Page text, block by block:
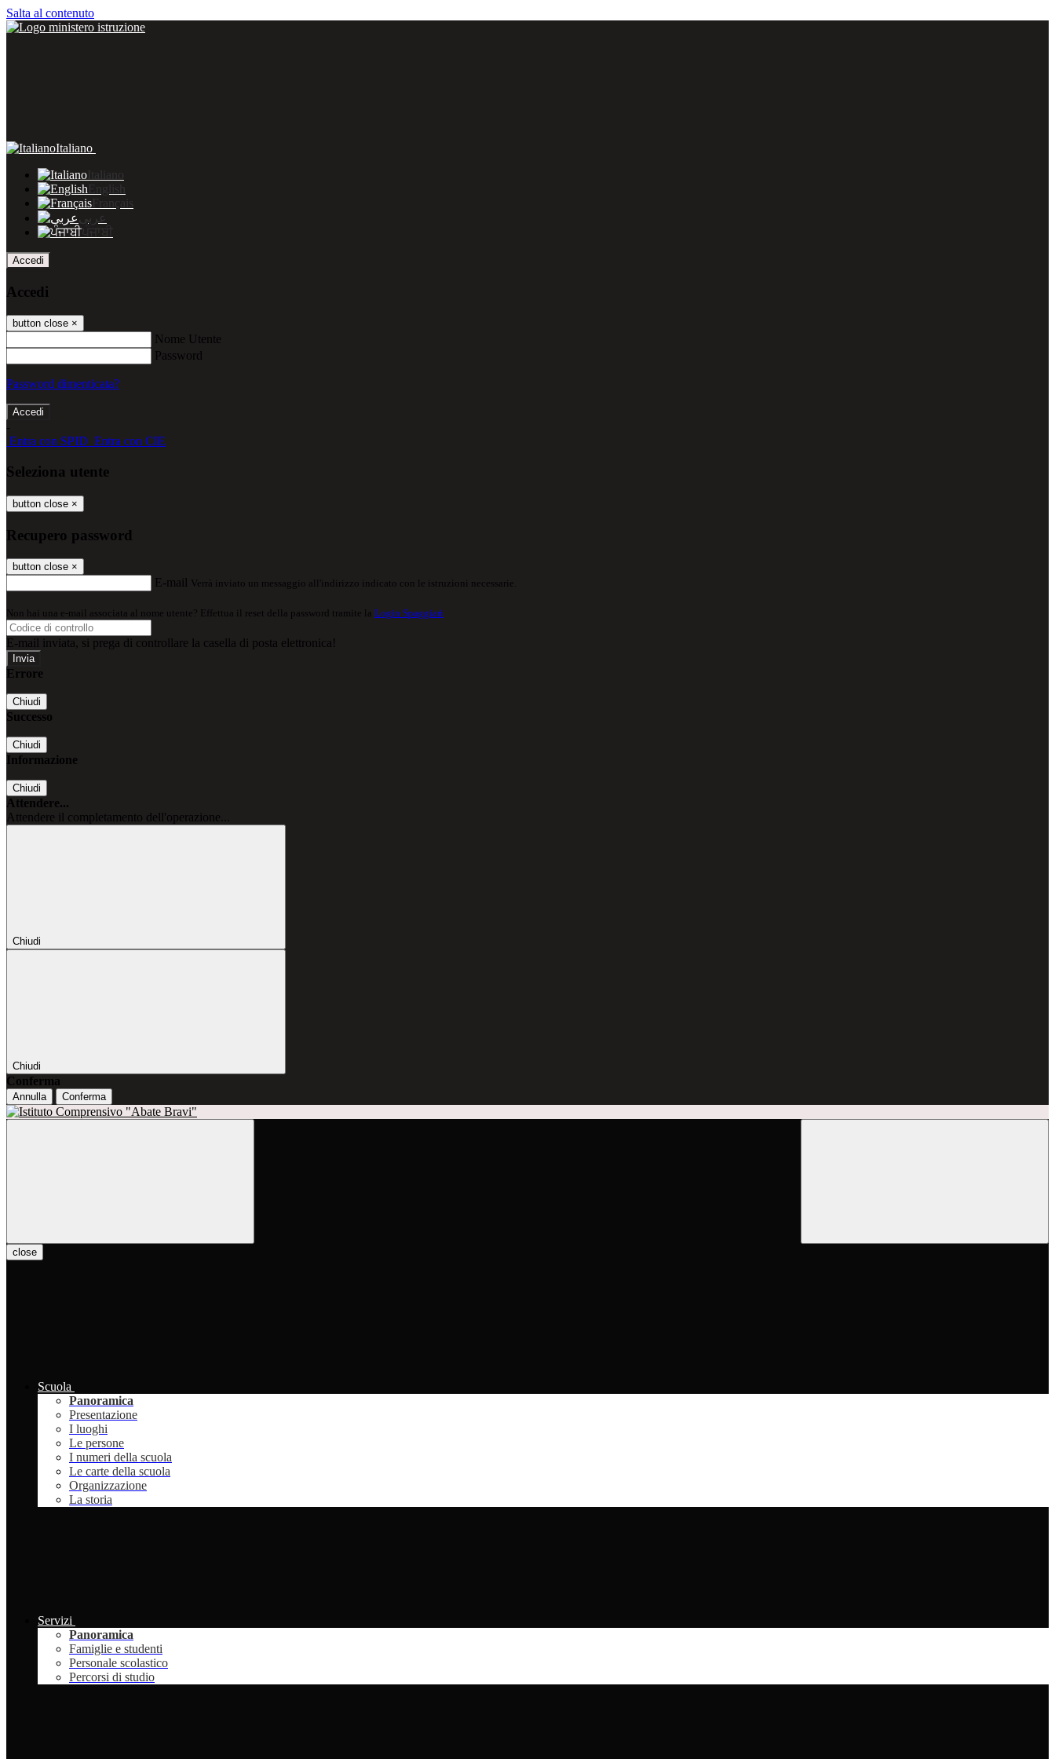
Salta al contenuto
Italiano
Italiano
English
Français
عربى
ਪੰਜਾਬੀ
Accedi
Accedi
button close ×
Nome Utente
Password
Password dimenticata?
-
Entra con SPID Entra con CIE
Seleziona utente
button close ×
Recupero password
button close ×
E-mail Verrà inviato un messaggio all'indirizzo indicato con le istruzioni necessarie.
Non hai una e-mail associata al nome utente? Effettua il reset della password tramite la Login Spaggiari
E-mail inviata, si prega di controllare la casella di posta elettronica!
Errore
Chiudi
Successo
Chiudi
Informazione
Chiudi
Attendere...
Attendere il completamento dell'operazione...
Chiudi
Chiudi
Conferma
Annulla Conferma
close
Scuola
Panoramica
Presentazione
I luoghi
Le persone
I numeri della scuola
Le carte della scuola
Organizzazione
La storia
Servizi
Panoramica
Famiglie e studenti
Personale scolastico
Percorsi di studio